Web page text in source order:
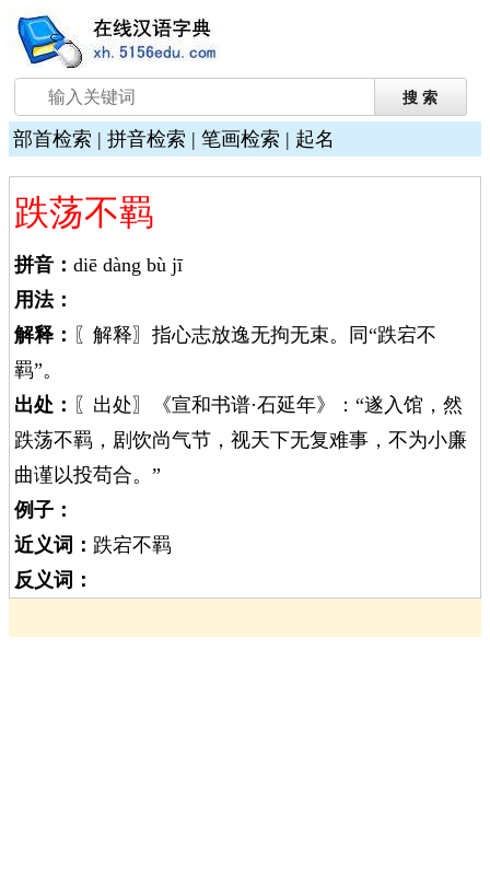
部首检索 | 拼音检索 | 笔画检索 | 起名
跌荡不羁
拼音： diē dàng bù jī
用法：
解释： 〖解释〗指心志放逸无拘无束。同“跌宕不
羁”。
出处： 〖出处〗《宣和书谱·石延年》：“遂入馆，然
跌荡不羁，剧饮尚气节，视天下无复难事，不为小廉
曲谨以投苟合。”
例子：
近义词： 跌宕不羁
反义词：